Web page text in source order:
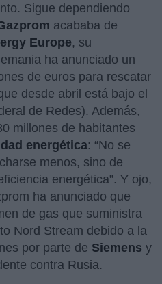
Sigue dependiendo
acababa de
Europe, su
ha anunciado un
de euros para rescatar
desde abril está bajo el
de Redes). Además,
millones de habitantes
energética: “No se
menos, sino de
energética”. Y ojo,
ha anunciado que
de gas que suministra
Nord Stream debido a la
por parte de Siemens y
contra Rusia.